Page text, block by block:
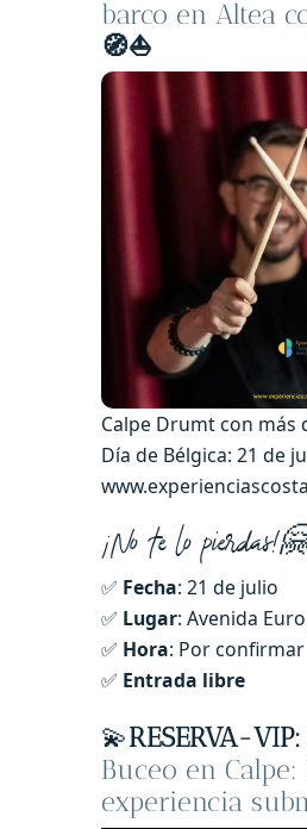
barco en Altea
🧭⛵️
Calpe Drumt con más
Día de Bélgica: 21 de
¡No te lo
✅ Fecha: 21 de julio
✅ Lugar: Avenida
✅ Hora: Por confirmar
✅ Entrada libre
💫RESERVA-VIP:
Buceo en
experiencia